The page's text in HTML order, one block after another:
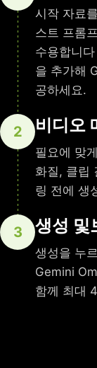
시작 자료
스트 프롬
수용합니
을 추가해
공하세요.
2 비디오
필요에 맞
화질, 클립
링 전에 생
3 생성 및
생성을 누
Gemini
함께 최대